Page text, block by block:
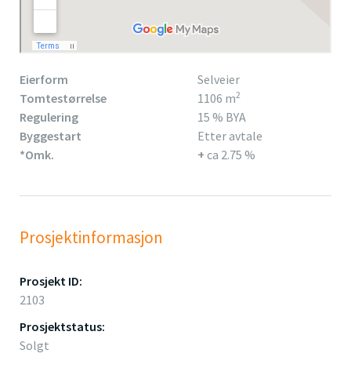
Eierform
Selveier
Tomtestørrelse
1106 m2
Regulering
15 % BYA
Byggestart
Etter avtale
*Omk.
+ ca 2.75 %
Prosjektinformasjon
Prosjekt ID:
2103
Prosjektstatus:
Solgt